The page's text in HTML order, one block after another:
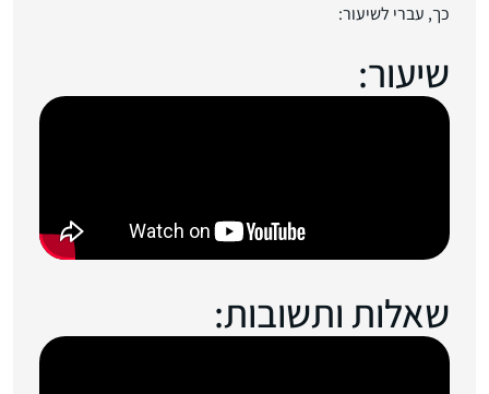
כך, עברי לשיעור:
שיעור:
שאלות ותשובות: